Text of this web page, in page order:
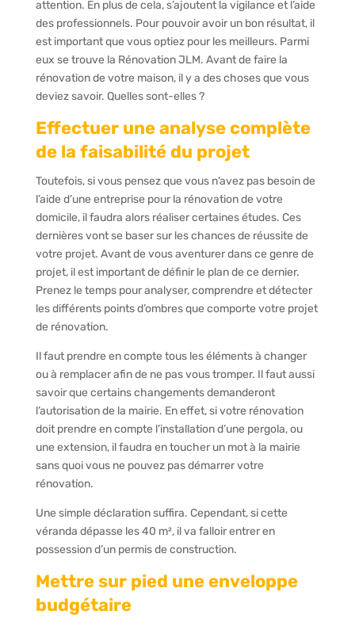
attention. En plus de cela, s’ajoutent la vigilance et l’aide
des professionnels. Pour pouvoir avoir un bon résultat, il
est important que vous optiez pour les meilleurs. Parmi
eux se trouve la Rénovation JLM. Avant de faire la
rénovation de votre maison, il y a des choses que vous
deviez savoir. Quelles sont-elles ?
Effectuer une analyse complète
de la faisabilité du projet
Toutefois, si vous pensez que vous n’avez pas besoin de
l’aide d’une entreprise pour la rénovation de votre
domicile, il faudra alors réaliser certaines études. Ces
dernières vont se baser sur les chances de réussite de
votre projet. Avant de vous aventurer dans ce genre de
projet, il est important de définir le plan de ce dernier.
Prenez le temps pour analyser, comprendre et détecter
les différents points d’ombres que comporte votre projet
de rénovation.
Il faut prendre en compte tous les éléments à changer
ou à remplacer afin de ne pas vous tromper. Il faut aussi
savoir que certains changements demanderont
l’autorisation de la mairie. En effet, si votre rénovation
doit prendre en compte l’installation d’une pergola, ou
une extension, il faudra en toucher un mot à la mairie
sans quoi vous ne pouvez pas démarrer votre
rénovation.
Une simple déclaration suffira. Cependant, si cette
véranda dépasse les 40 m², il va falloir entrer en
possession d’un permis de construction.
Mettre sur pied une enveloppe
budgétaire